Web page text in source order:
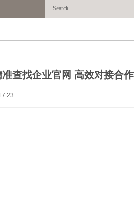
查找企业官网 高效对接合作